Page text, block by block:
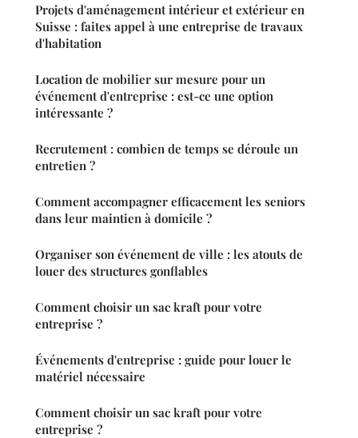
Projets d'aménagement intérieur et extérieur en
Suisse : faites appel à une entreprise de travaux
d'habitation
Location de mobilier sur mesure pour un
événement d'entreprise : est-ce une option
intéressante ?
Recrutement : combien de temps se déroule un
entretien ?
Comment accompagner efficacement les seniors
dans leur maintien à domicile ?
Organiser son événement de ville : les atouts de
louer des structures gonflables
Comment choisir un sac kraft pour votre
entreprise ?
Événements d'entreprise : guide pour louer le
matériel nécessaire
Comment choisir un sac kraft pour votre
entreprise ?